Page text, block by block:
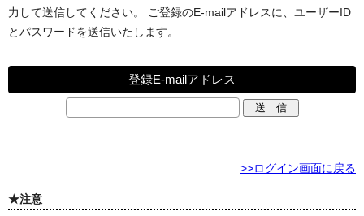
力して送信してください。 ご登録のE-mailアドレスに、ユーザーID
とパスワードを送信いたします。
登録E-mailアドレス
>>ログイン画面に戻る
★注意